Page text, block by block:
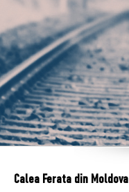
Calea Ferata din Moldova